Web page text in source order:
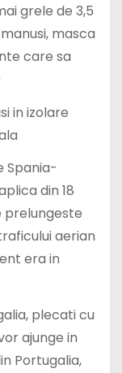
grele de 3,5
masca
care sa
in izolare
Spania-
din 18
prelungeste
aerian
era in
plecati cu
ajunge in
Portugalia,